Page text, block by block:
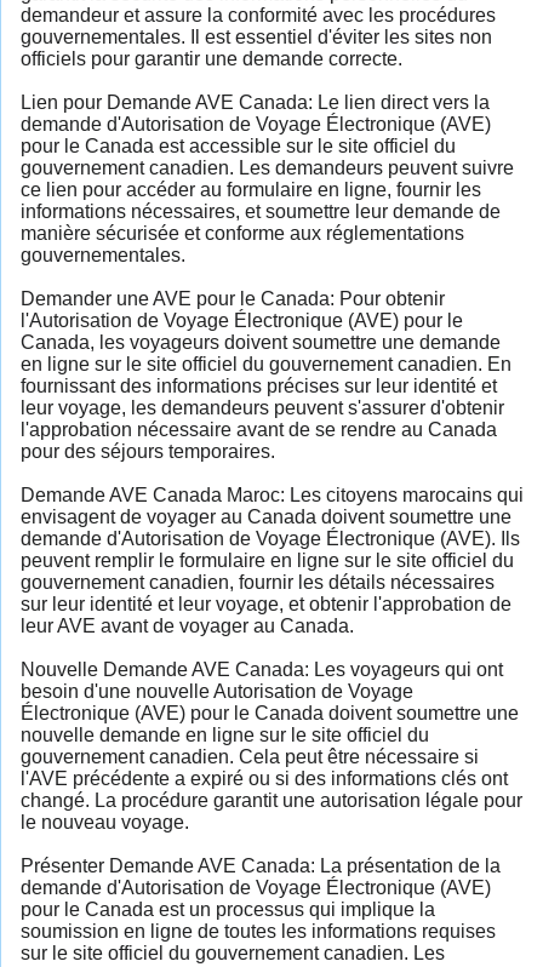
demandeur et assure la conformité avec les procédures
gouvernementales. Il est essentiel d'éviter les sites non
officiels pour garantir une demande correcte.
Lien pour Demande AVE Canada: Le lien direct vers la
demande d'Autorisation de Voyage Électronique (AVE)
pour le Canada est accessible sur le site officiel du
gouvernement canadien. Les demandeurs peuvent suivre
ce lien pour accéder au formulaire en ligne, fournir les
informations nécessaires, et soumettre leur demande de
manière sécurisée et conforme aux réglementations
gouvernementales.
Demander une AVE pour le Canada: Pour obtenir
l'Autorisation de Voyage Électronique (AVE) pour le
Canada, les voyageurs doivent soumettre une demande
en ligne sur le site officiel du gouvernement canadien. En
fournissant des informations précises sur leur identité et
leur voyage, les demandeurs peuvent s'assurer d'obtenir
l'approbation nécessaire avant de se rendre au Canada
pour des séjours temporaires.
Demande AVE Canada Maroc: Les citoyens marocains qui
envisagent de voyager au Canada doivent soumettre une
demande d'Autorisation de Voyage Électronique (AVE). Ils
peuvent remplir le formulaire en ligne sur le site officiel du
gouvernement canadien, fournir les détails nécessaires
sur leur identité et leur voyage, et obtenir l'approbation de
leur AVE avant de voyager au Canada.
Nouvelle Demande AVE Canada: Les voyageurs qui ont
besoin d'une nouvelle Autorisation de Voyage
Électronique (AVE) pour le Canada doivent soumettre une
nouvelle demande en ligne sur le site officiel du
gouvernement canadien. Cela peut être nécessaire si
l'AVE précédente a expiré ou si des informations clés ont
changé. La procédure garantit une autorisation légale pour
le nouveau voyage.
Présenter Demande AVE Canada: La présentation de la
demande d'Autorisation de Voyage Électronique (AVE)
pour le Canada est un processus qui implique la
soumission en ligne de toutes les informations requises
sur le site officiel du gouvernement canadien. Les